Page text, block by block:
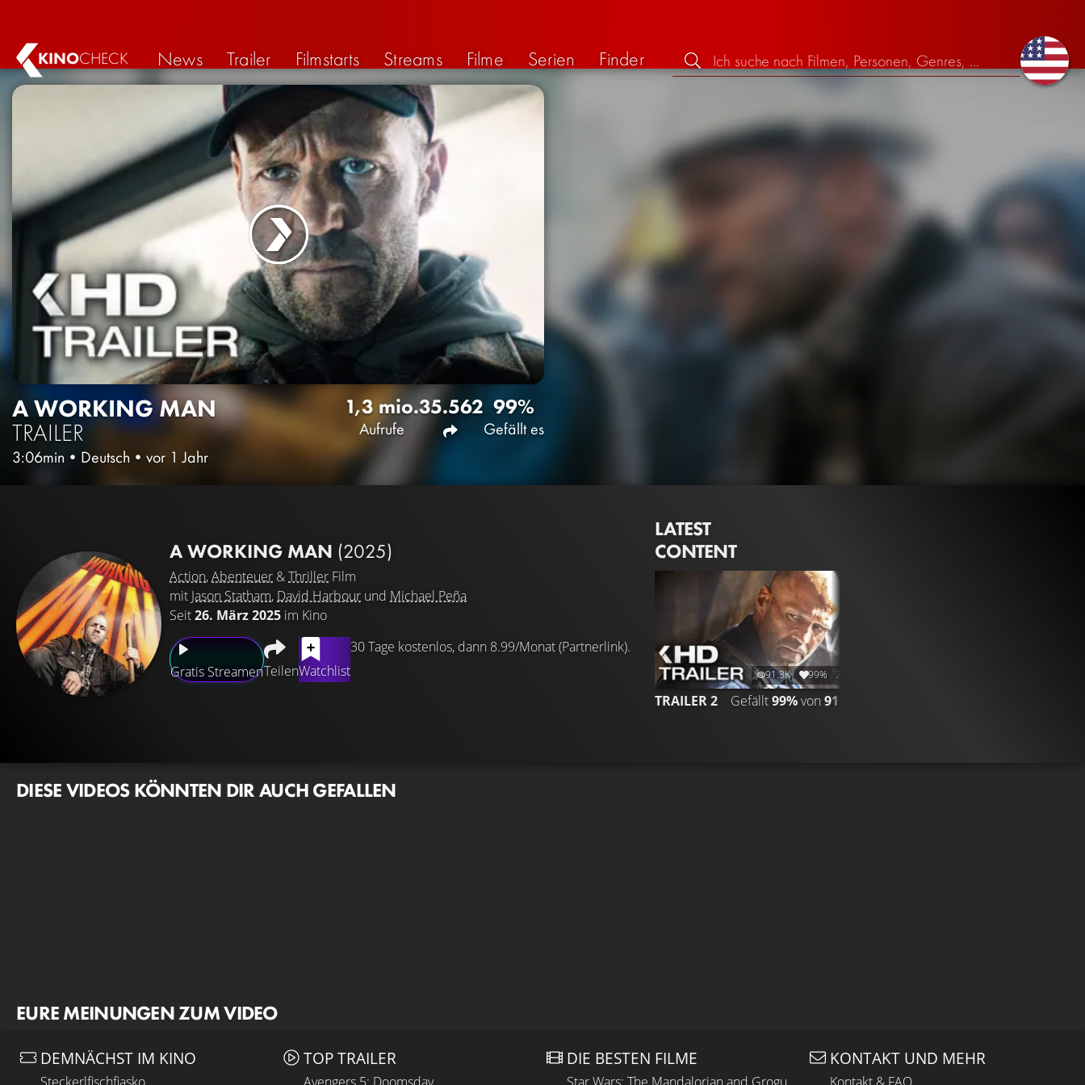
KINOCHECK News Trailer Filmstarts Streams Filme Serien Finder
A WORKING MAN
TRAILER
3:06min • Deutsch • vor 1 Jahr
1,3 mio.
Aufrufe
35.562 99%
Gefällt es
A WORKING MAN (2025)
Action,Abenteuer &Thriller Film
mit Jason Statham, David Harbour und Michael Peña
Seit26. März 2025 im Kino
Gratis StreamenTeilenWatchlist
30 Tage kostenlos, dann 8.99/Monat (Partnerlink).
LATEST
CONTENT
91.3K 99% 2:11
TRAILER 2 Gefällt99%von 91.278
DIESE VIDEOS KÖNNTEN DIR AUCH GEFALLEN
EURE MEINUNGEN ZUM VIDEO
DEMNÄCHST IM KINO TOP TRAILER DIE BESTEN FILME KONTAKT UND MEHR